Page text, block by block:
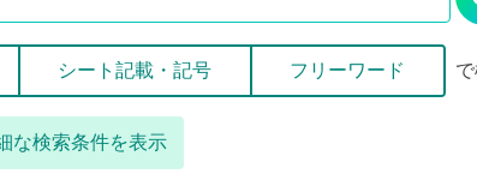
シート記載・記号 フリーワード
な検索条件を表示